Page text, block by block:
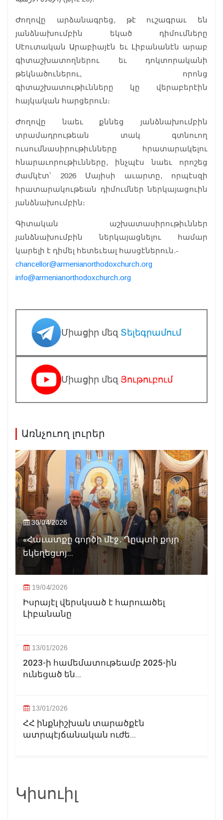
Ժողովը արձանագրեց, թէ ուշագրաւ են
յանձնախումբին եկած դիմումները
Սէուտական Արաբիայէն եւ Լիբանանէն արաբ
գիտաշխատողներու եւ դոկտորականի
թեկնածուներու, որոնց
գիտաշխատութիւնները կը վերաբերէին
հայկական հարցերուն։
Ժողովը նաեւ քննեց յանձնախումբին
տրամադրութեան տակ գտնուող
ուսումնասիրութիւնները հրատարակելու
հնարաւորութիւնները, ինչպէս նաեւ որոշեց
ժամկէտ՝ 2026 Մայիսի աւարտը, որպէսզի
հրատարակութեան դիմումներ ներկայացուին
յանձնախումբին։
Գիտական աշխատասիրութիւններ
յանձնախումբին ներկայացնելու համար
կարելի է դիմել հետեւեալ հասցէներուն.-
chancellor@armenianorthodoxchurch.org
info@armenianorthodoxchurch.org
Միացիր մեզ Տելեգրամում
Միացիր մեզ Յութուբում
Առնչուող լուրեր
30/04/2026
«Հաւատքը գործի մէջ․ Ղըպտի քոյր
եկեղեցւոյ...
19/04/2026
Իսրայէլ վերսկսած է հարուածել
Լիբանանը
13/01/2026
2023-ի համեմատութեամբ 2025-ին
ունեցած են...
13/01/2026
ՀՀ ինքնիշխան տարածքէն
ատրպէյճանական ուժե...
Կիսուիլ